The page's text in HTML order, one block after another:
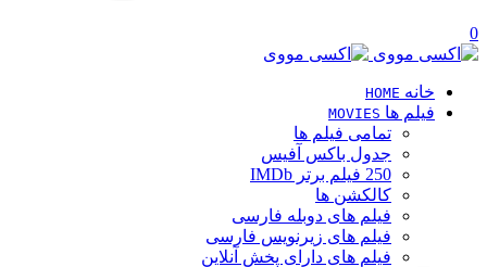
0
خانه HOME
فیلم ها MOVIES
تمامی فیلم ها
جدول باکس آفیس
250 فیلم برتر IMDb
کالکشن ها
فیلم های دوبله فارسی
فیلم های زیرنویس فارسی
فیلم های دارای پخش آنلاین